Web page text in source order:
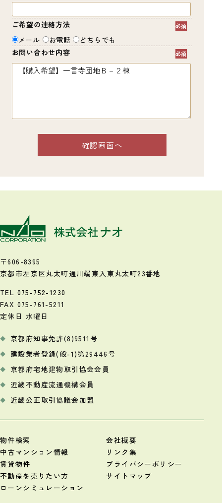
ご希望の連絡方法
メール
お電話
どちらでも
お問い合わせ内容
〒606-8395
京都市左京区丸太町通川端東入 東丸太町23番地
TEL 075-752-1230
FAX 075-761-5211
定休日 水曜日
京都府知事免許(8)9511号
建設業者登録(般-1)第29446号
京都府宅地建物取引協会会員
近畿不動産流通機構会員
近畿公正取引協議会加盟
物件検索
中古マンション情報
賃貸物件
不動産を売りたい方
ローンシミュレーション
会社概要
リンク集
プライバシーポリシー
サイトマップ